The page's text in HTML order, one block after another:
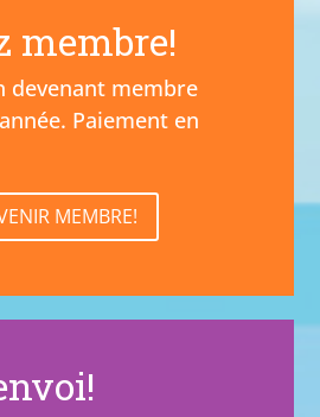
membre!
devenant membre
Paiement en
MEMBRE!